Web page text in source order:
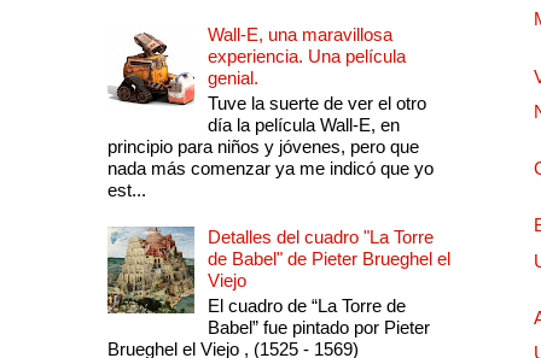
Wall-E, una maravillosa
experiencia. Una película
genial.
Tuve la suerte de ver el otro
día la película Wall-E, en
principio para niños y jóvenes, pero que
nada más comenzar ya me indicó que yo
est...
Detalles del cuadro "La Torre
de Babel" de Pieter Brueghel el
Viejo
El cuadro de “La Torre de
Babel” fue pintado por Pieter
Brueghel el Viejo , (1525 - 1569)